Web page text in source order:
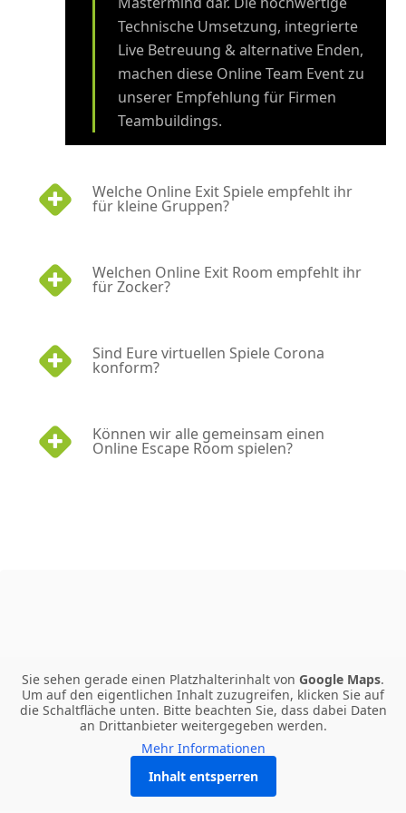
Technische Umsetzung, integrierte
Live Betreuung & alternative Enden,
machen diese Online Team Event zu
unserer Empfehlung für Firmen
Teambuildings.
Welche Online Exit Spiele empfehlt ihr
für kleine Gruppen?
Welchen Online Exit Room empfehlt ihr
für Zocker?
Sind Eure virtuellen Spiele Corona
konform?
Können wir alle gemeinsam einen
Online Escape Room spielen?
Sie sehen gerade einen Platzhalterinhalt von Google Maps.
Um auf den eigentlichen Inhalt zuzugreifen, klicken Sie auf
die Schaltfläche unten. Bitte beachten Sie, dass dabei Daten
an Drittanbieter weitergegeben werden.
Mehr Informationen
Inhalt entsperren